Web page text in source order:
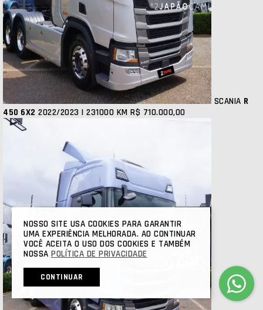
SCANIA R
450 6X2 2022/2023 | 231000 KM R$ 710.000,00
NOSSO SITE USA COOKIES PARA GARANTIR
UMA EXPERIÊNCIA MELHORADA. AO CONTINUAR
VOCÊ ACEITA O USO DOS COOKIES E TAMBÉM
NOSSA POLÍTICA DE PRIVACIDADE
CONTINUAR